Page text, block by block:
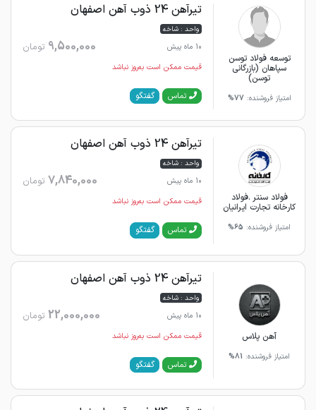
توسعه فولاد توسن
سپاهان (بازرگانی
توسن)
امتیاز فروشنده: 77%
تیرآهن 24 ذوب آهن اصفهان
واحد : شاخه
10 ماه پیش
9,500,000 تومان
قیمت ممکن است به‌روز نباشد
تماس گفتگو
فولاد سنتر .فولاد
کارخانه تجارت ایرانیان
امتیاز فروشنده: 65%
تیرآهن 24 ذوب آهن اصفهان
واحد : شاخه
10 ماه پیش
7,840,000 تومان
قیمت ممکن است به‌روز نباشد
تماس گفتگو
آهن پلاس
امتیاز فروشنده: 81%
تیرآهن 24 ذوب آهن اصفهان
واحد : شاخه
10 ماه پیش
22,000,000 تومان
قیمت ممکن است به‌روز نباشد
تماس گفتگو